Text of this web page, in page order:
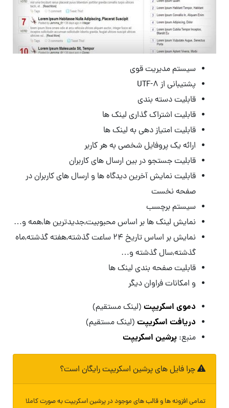
سیستم مدیریت قوی
پشتیبانی از UTF-8
قابلیت دسته بندی
قابلیت اشتراک گذاری لینک ها
قابلیت امتیاز دهی به لینک ها
ارائه یک پروفایل شخصی به هر کاربر
قابلیت جستجو در بین ارسال های کاربران
قابلیت نمایش آخرین دیدگاه ها و ارسال های کاربران در
صفحه نخست
سیستم برچسب
نمایش لینک ها بر اساس محبوبیت,جدیدترین ها,همه و…
نمایش بر اساس تاریخ ۲۴ ساعت گذشته,هفته گذشته,ماه
گذشته,سال گذشته و…
قابلیت صفحه بندی لینک ها
و امکانات فراوان دیگر
دموی اسکریپت (لینک مستقیم)
دریافت اسکریپت (لینک مستقیم)
منبع: پرشین اسکریپت
چرا فایل های پرشین اسکریپت رایگان است؟
تمامی افزونه ها و قالب های موجود در پرشین اسکریپت به صورت کاملا